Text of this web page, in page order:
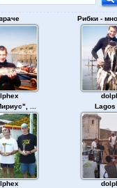
Рибки -
...
Lagos